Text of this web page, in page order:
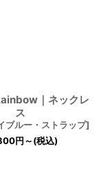
｜ネックレ
ス
ブルー・ストラップ]
円～(税込)